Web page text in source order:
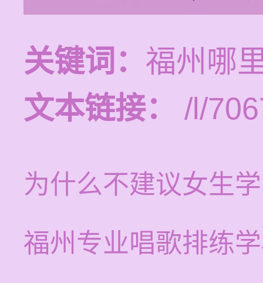
关键词： 福州哪
文本链接：
/l/
为什么不建议女生
福州专业唱歌排练